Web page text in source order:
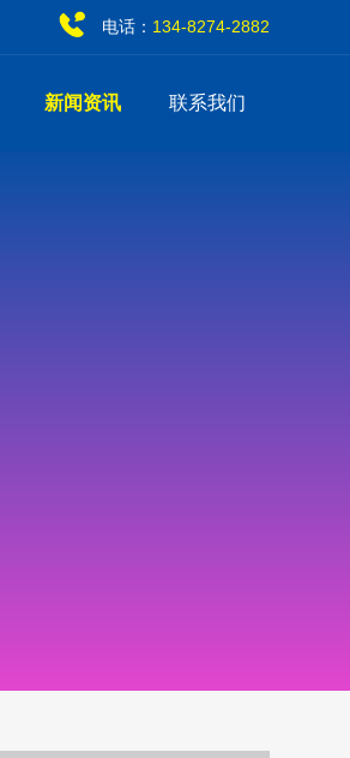
134-8274-2882
电话：
新闻资讯 联系我们